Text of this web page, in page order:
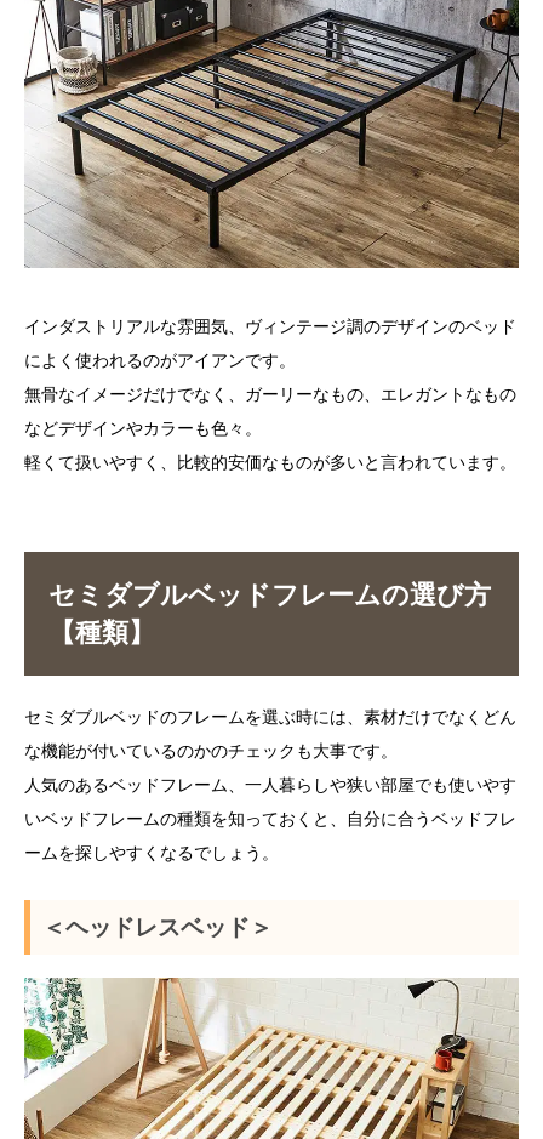
インダストリアルな雰囲気、ヴィンテージ調のデザインのベッド
によく使われるのがアイアンです。
無骨なイメージだけでなく、ガーリーなもの、エレガントなもの
などデザインやカラーも色々。
軽くて扱いやすく、比較的安価なものが多いと言われています。
セミダブルベッドフレームの選び方
【種類】
セミダブルベッドのフレームを選ぶ時には、素材だけでなくどん
な機能が付いているのかのチェックも大事です。
人気のあるベッドフレーム、一人暮らしや狭い部屋でも使いやす
いベッドフレームの種類を知っておくと、自分に合うベッドフレ
ームを探しやすくなるでしょう。
＜ヘッドレスベッド＞